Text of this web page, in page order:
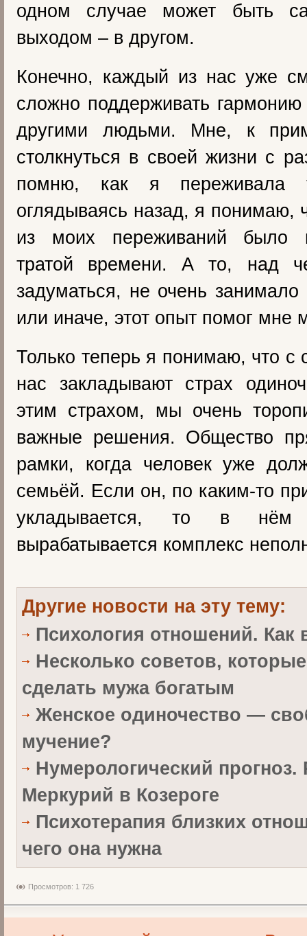
одном случае может быть
выходом – в другом.
Конечно, каждый из нас уже
сложно поддерживать
другими людьми. Мне, к
столкнуться в своей жизни с
помню, как я переживала
оглядываясь назад, я понимаю,
из моих переживаний было
тратой времени. А то, над
задуматься, не очень
или иначе, этот опыт помог мне
Только теперь я понимаю, что с
нас закладывают страх
этим страхом, мы очень
важные решения. Общество
рамки, когда человек уже
семьёй. Если он, по каким-то
укладывается, то в нём
вырабатывается комплекс
Другие новости на эту тему:
Психология отношений. Как
Несколько советов,
сделать мужа богатым
Женское одиночество —
мучение?
Нумерологический прогноз.
Меркурий в Козероге
Психотерапия близких
чего она нужна
Просмотров: 1 726